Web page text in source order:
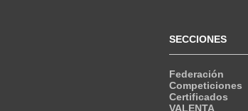
SECCIONES
Federación
Competiciones
Certificados
VALENTA